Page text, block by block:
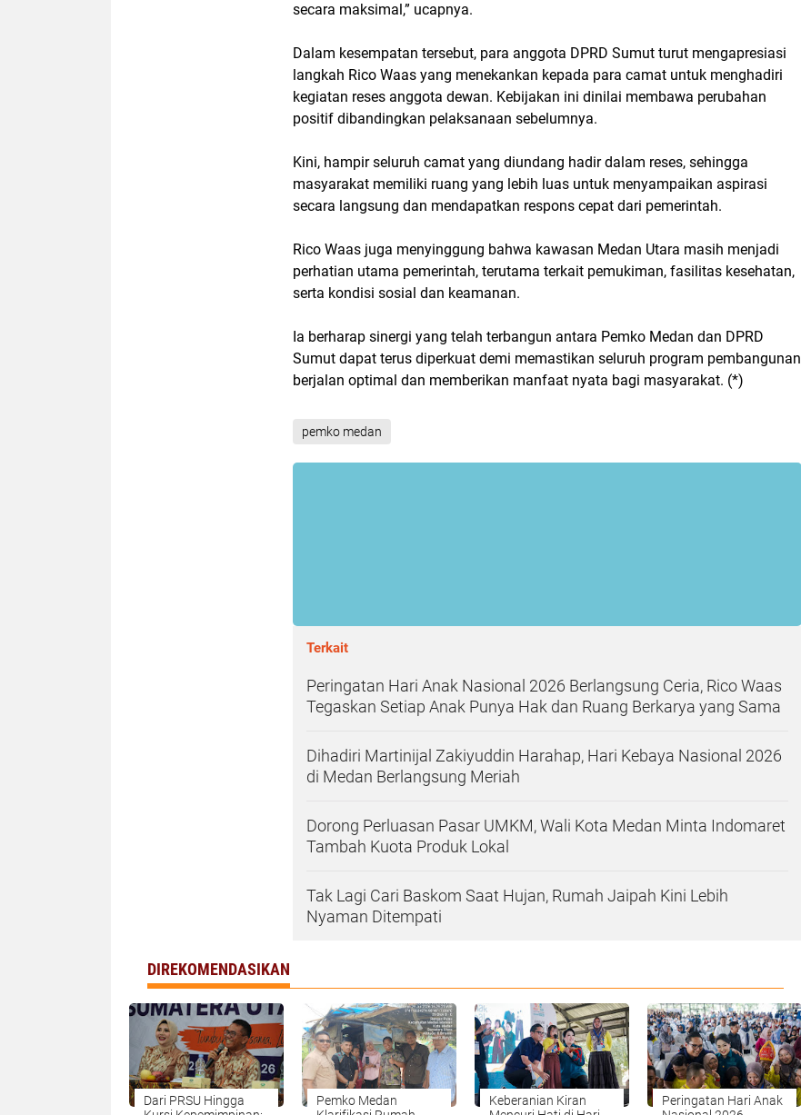
secara maksimal,” ucapnya.
Dalam kesempatan tersebut, para anggota DPRD Sumut turut mengapresiasi
langkah Rico Waas yang menekankan kepada para camat untuk menghadiri
kegiatan reses anggota dewan. Kebijakan ini dinilai membawa perubahan
positif dibandingkan pelaksanaan sebelumnya.
Kini, hampir seluruh camat yang diundang hadir dalam reses, sehingga
masyarakat memiliki ruang yang lebih luas untuk menyampaikan aspirasi
secara langsung dan mendapatkan respons cepat dari pemerintah.
Rico Waas juga menyinggung bahwa kawasan Medan Utara masih menjadi
perhatian utama pemerintah, terutama terkait pemukiman, fasilitas kesehatan,
serta kondisi sosial dan keamanan.
Ia berharap sinergi yang telah terbangun antara Pemko Medan dan DPRD
Sumut dapat terus diperkuat demi memastikan seluruh program pembangunan
berjalan optimal dan memberikan manfaat nyata bagi masyarakat. (*)
pemko medan
Terkait
Peringatan Hari Anak Nasional 2026 Berlangsung Ceria, Rico Waas
Tegaskan Setiap Anak Punya Hak dan Ruang Berkarya yang Sama
Dihadiri Martinijal Zakiyuddin Harahap, Hari Kebaya Nasional 2026
di Medan Berlangsung Meriah
Dorong Perluasan Pasar UMKM, Wali Kota Medan Minta Indomaret
Tambah Kuota Produk Lokal
Tak Lagi Cari Baskom Saat Hujan, Rumah Jaipah Kini Lebih
Nyaman Ditempati
DIREKOMENDASIKAN
Dari PRSU Hingga
Pemko Medan
Keberanian Kiran
Peringatan Hari Anak